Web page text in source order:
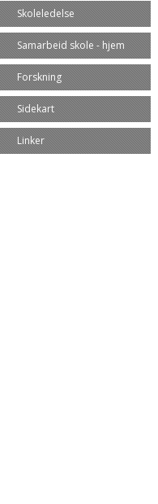
Skoleledelse
Samarbeid skole - hjem
Forskning
Sidekart
Linker